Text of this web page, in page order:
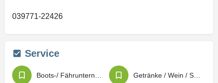
039771-22426
Service